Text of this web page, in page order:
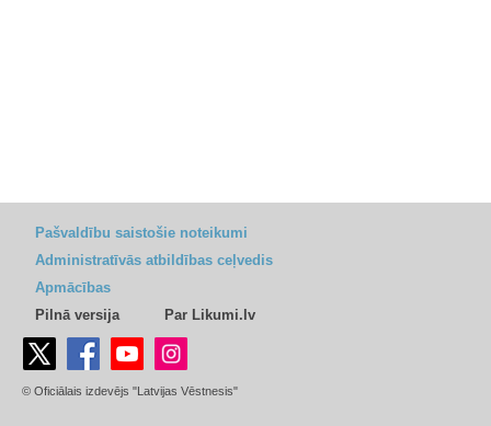
Pašvaldību saistošie noteikumi
Administratīvās atbildības ceļvedis
Apmācības
Pilnā versija
Par Likumi.lv
© Oficiālais izdevējs "Latvijas Vēstnesis"